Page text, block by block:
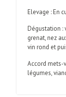
Elevage : En
Dégustation :
grenat, nez
vin rond et
Accord mets-
légumes,